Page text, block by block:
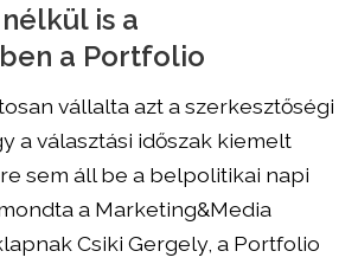
is a
a Portfolio
vállalta azt a szerkesztőségi
a választási időszak kiemelt
sem áll be a belpolitikai napi
a Marketing&Media
Csiki Gergely, a Portfolio